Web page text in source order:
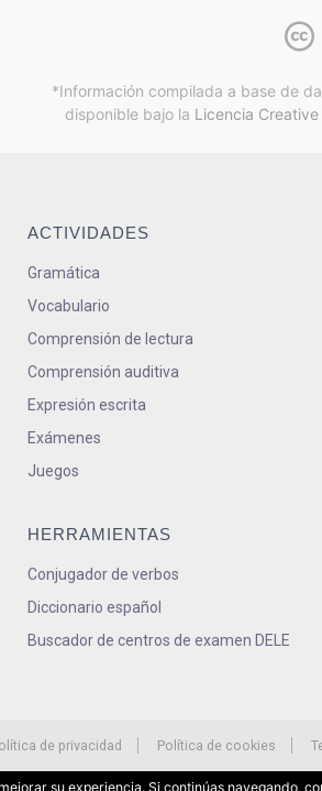
*Información compilada a base de
disponible bajo la Licencia
ACTIVIDADES
Gramática
Vocabulario
Comprensión de lectura
Comprensión auditiva
Expresión escrita
Exámenes
Juegos
HERRAMIENTAS
Conjugador de verbos
Diccionario español
Buscador de centros de examen DELE
de privacidad Política de cookies
su experiencia. Si continúas navegando,